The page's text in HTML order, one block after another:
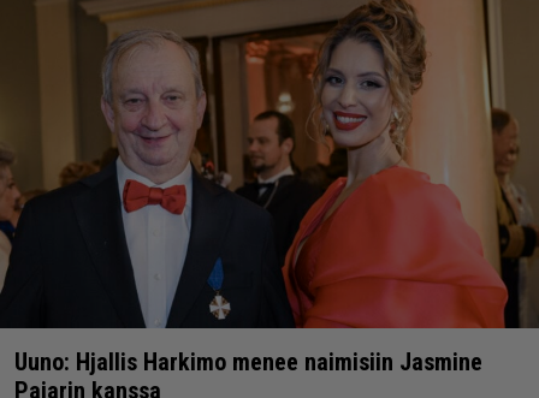
Uuno: Hjallis Harkimo menee naimisiin Jasmine
Pajarin kanssa